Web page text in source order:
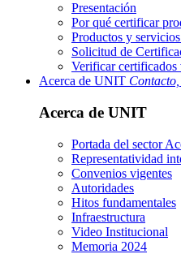
Presentación
Por qué certificar
Productos y
Solicitud de
Verificar certificados
Acerca de UNIT
Acerca de UNIT
Portada del sector
Representatividad
Convenios vigentes
Autoridades
Hitos fundamentales
Infraestructura
Video Institucional
Memoria 2024